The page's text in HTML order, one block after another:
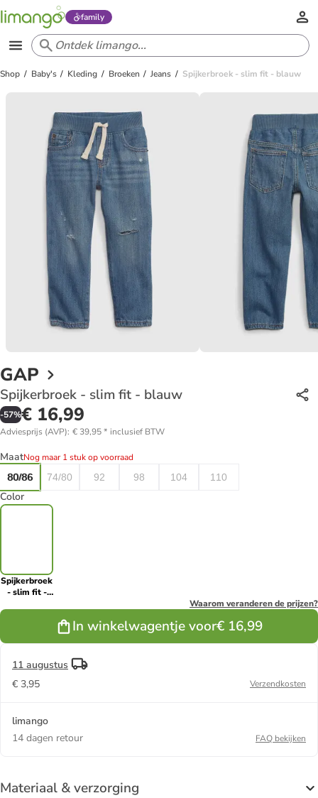
family
Shop Baby's Kleding Broeken Jeans Spijkerbroek - slim fit - blauw
GAP
Spijkerbroek - slim fit - blauw
-57%€ 16,99
Adviesprijs (AVP): € 39,95* inclusief BTW
MaatNog maar 1 stuk op voorraad
80/86
74/80 92 98 104 110
Color
Spijkerbroek
- slim fit -
Waarom veranderen de prijzen?
In winkelwagentje voor€ 16,99
11 augustus
€ 3,95
Verzendkosten
limango
14 dagen retour
FAQ bekijken
Materiaal & verzorging